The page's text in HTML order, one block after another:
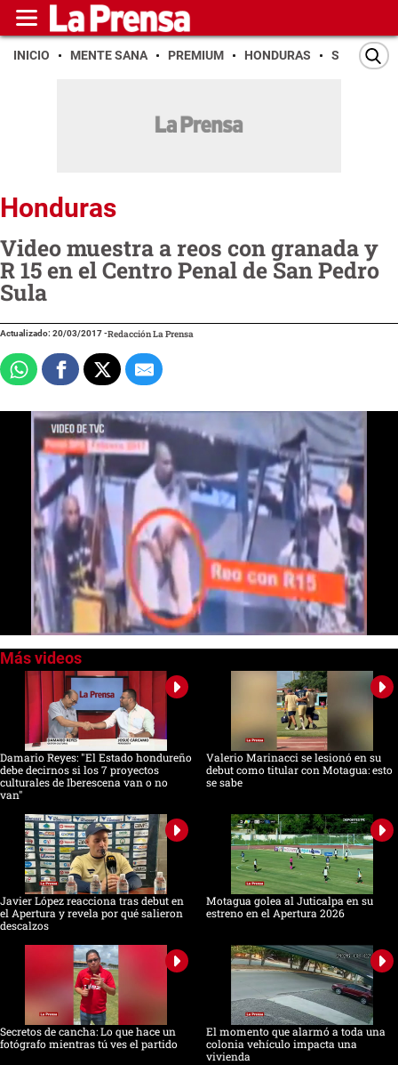
INICIO MENTE SANA PREMIUM HONDURAS SAN PEDRO
Honduras
Video muestra a reos con granada y
R 15 en el Centro Penal de San Pedro
Sula
Actualizado: 20/03/2017-Redacción La Prensa
seconds
minute,
seconds
Damario Reyes: "El Estado hondureño
debe decirnos si los 7 proyectos
culturales de Iberescena van o no
van"
Valerio Marinacci se lesionó en su
debut como titular con Motagua: esto
se sabe
Javier López reacciona tras debut en
el Apertura y revela por qué salieron
descalzos
Motagua golea al Juticalpa en su
estreno en el Apertura 2026
Secretos de cancha: Lo que hace un
fotógrafo mientras tú ves el partido
El momento que alarmó a toda una
colonia vehículo impacta una
vivienda